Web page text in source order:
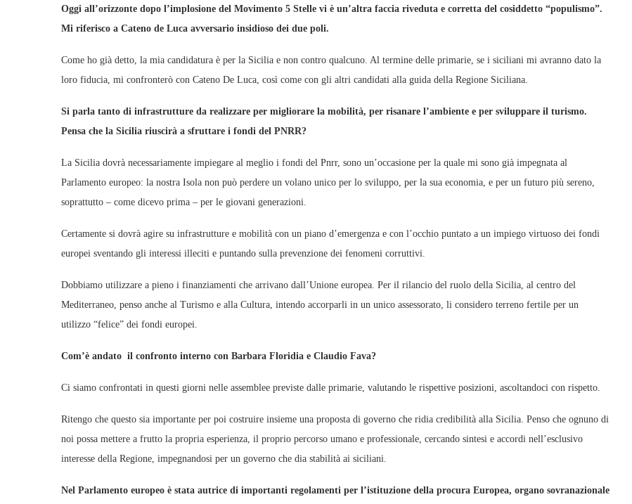
Oggi all’orizzonte dopo l’implosione del Movimento 5 Stelle vi è un’altra faccia riveduta e corretta del cosiddetto “populismo”.
Mi riferisco a Cateno de Luca avversario insidioso dei due poli.
Come ho già detto, la mia candidatura è per la Sicilia e non contro qualcuno. Al termine delle primarie, se i siciliani mi avranno dato la
loro fiducia, mi confronterò con Cateno De Luca, così come con gli altri candidati alla guida della Regione Siciliana.
Si parla tanto di infrastrutture da realizzare per migliorare la mobilità, per risanare l’ambiente e per sviluppare il turismo.
Pensa che la Sicilia riuscirà a sfruttare i fondi del PNRR?
La Sicilia dovrà necessariamente impiegare al meglio i fondi del Pnrr, sono un’occasione per la quale mi sono già impegnata al
Parlamento europeo: la nostra Isola non può perdere un volano unico per lo sviluppo, per la sua economia, e per un futuro più sereno,
soprattutto – come dicevo prima – per le giovani generazioni.
Certamente si dovrà agire su infrastrutture e mobilità con un piano d’emergenza e con l’occhio puntato a un impiego virtuoso dei fondi
europei sventando gli interessi illeciti e puntando sulla prevenzione dei fenomeni corruttivi.
Dobbiamo utilizzare a pieno i finanziamenti che arrivano dall’Unione europea. Per il rilancio del ruolo della Sicilia, al centro del
Mediterraneo, penso anche al Turismo e alla Cultura, intendo accorparli in un unico assessorato, li considero terreno fertile per un
utilizzo “felice” dei fondi europei.
Com’è andato il confronto interno con Barbara Floridia e Claudio Fava?
Ci siamo confrontati in questi giorni nelle assemblee previste dalle primarie, valutando le rispettive posizioni, ascoltandoci con rispetto.
Ritengo che questo sia importante per poi costruire insieme una proposta di governo che ridia credibilità alla Sicilia. Penso che ognuno di
noi possa mettere a frutto la propria esperienza, il proprio percorso umano e professionale, cercando sintesi e accordi nell’esclusivo
interesse della Regione, impegnandosi per un governo che dia stabilità ai siciliani.
Nel Parlamento europeo è stata autrice di importanti regolamenti per l’istituzione della procura Europea, organo sovranazionale